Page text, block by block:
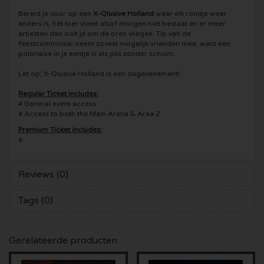
5 Seconds of Summer kaartjes
Simple Minds kaartjes
Toto kaartjes
UB 40 kaarten
De Amsterdamse Zomer kaarten
Louis Tomlinson kaartjes
Ed Sheeran kaartjes
Pinkpop kaartjes
Dance Valley kaartjes
Intents kaartjes
Valhalla kaartjes
OH MY kaartjes
WOO HAH kaartjes
Strafwerk kaartjes
Crazyland kaartjes
Hardcore4life kaartjes
Shockerz kaartjes
Swedish House Mafia kaartjes
Charlotte de Witte kaartjes
909 kaartjes
Verknipt kaartjes
Above Beyond kaarten
Bereid je voor op een X-Qlusive Holland waar elk rondje weer
anders is, het bier vloeit alsof morgen niet bestaat en er meer
artiesten dan ooit je om de oren vliegen. Tip van de
feestcommissie: neem zoveel mogelijk vrienden mee, want een
polonaise in je eentje is als pils zonder schuim.
Let op; X-Qlusive Holland is een dagevenement!
Regular Ticket includes:
# General event access
# Access to both the Main Arena & Area 2
Premium Ticket includes:
#
Reviews (0)
Tags (0)
Gerelateerde producten